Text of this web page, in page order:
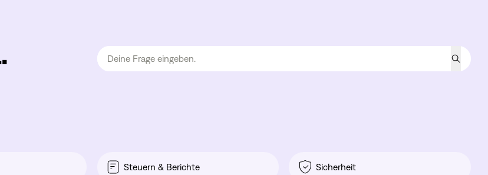
Steuern & Berichte Sicherheit